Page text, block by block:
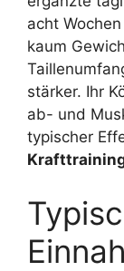
acht
kaum
stärker. Ihr
ab- und
typischer